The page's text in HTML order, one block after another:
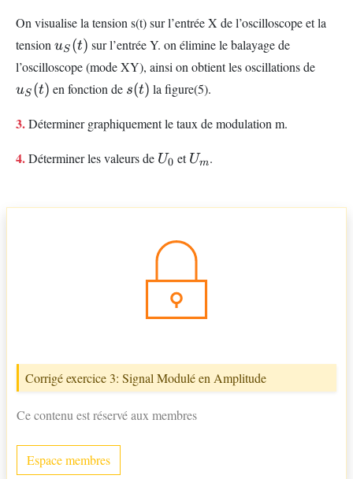
On visualise la tension s(t) sur l’entrée X de l’oscilloscope et la
tension u_{S}
uS (t) sur l’entrée Y. on élimine le balayage de
l’oscilloscope (mode XY), ainsi on obtient les oscillations de
uS (t) en fonction de s(t)
s(t) la figure(5).
3.Déterminer graphiquement le taux de modulation m.
4.Déterminer les valeurs de U_{0}
U0 etU_{m}
Um.
Corrigé exercice 3: Signal Modulé en Amplitude
Ce contenu est réservé aux membres
Espace membres